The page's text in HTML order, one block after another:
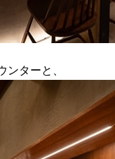
ンターと、